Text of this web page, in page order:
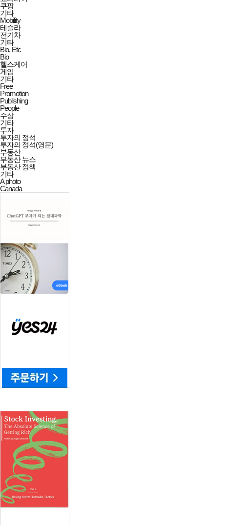
쿠팡
기타
Mobility
테슬라
전기차
기타
Bio. Etc
Bio
헬스케어
게임
기타
Free
Promotion
Publishing
People
수상
기타
투자
투자의 정석
투자의 정석(영문)
부동산
부동산 뉴스
부동산 정책
기타
A photo
Canada